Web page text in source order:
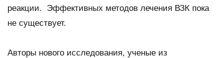
реакции. Эффективных методов лечения ВЗК пока
не существует.
Авторы нового исследования, ученые из